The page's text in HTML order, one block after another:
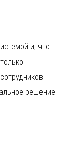
и, что
решение.